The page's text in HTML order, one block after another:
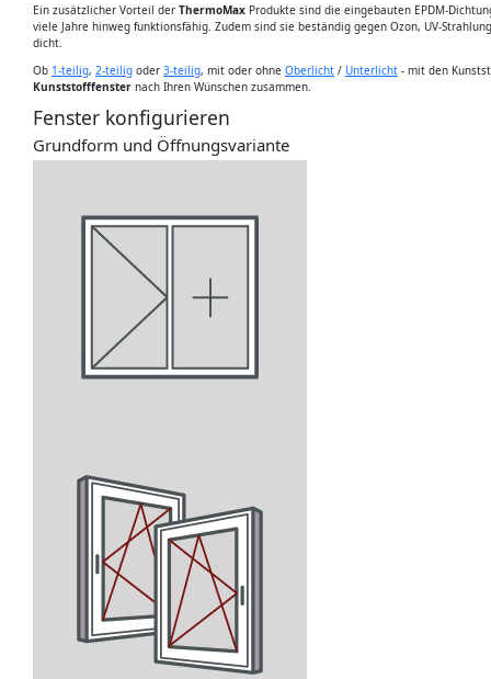
Ein zusätzlicher Vorteil der ThermoMax Produkte sind die eingebauten EPDM-
viele Jahre hinweg funktionsfähig. Zudem sind sie beständig gegen Ozon, UV-
dicht.
Ob 1-teilig, 2-teilig oder 3-teilig, mit oder ohne Oberlicht / Unterlicht - mit den
Kunststofffenster nach Ihren Wünschen zusammen.
Fenster konfigurieren
Grundform und Öffnungsvariante